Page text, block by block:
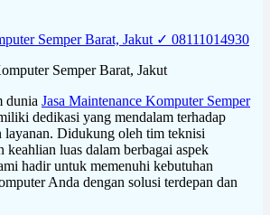
Semper Barat, Jakut ✓ 08111014930
dunia Jasa Maintenance Komputer Semper
dedikasi yang mendalam terhadap
layanan. Didukung oleh tim teknisi
keahlian luas dalam berbagai aspek
hadir untuk memenuhi kebutuhan
Anda dengan solusi terdepan dan